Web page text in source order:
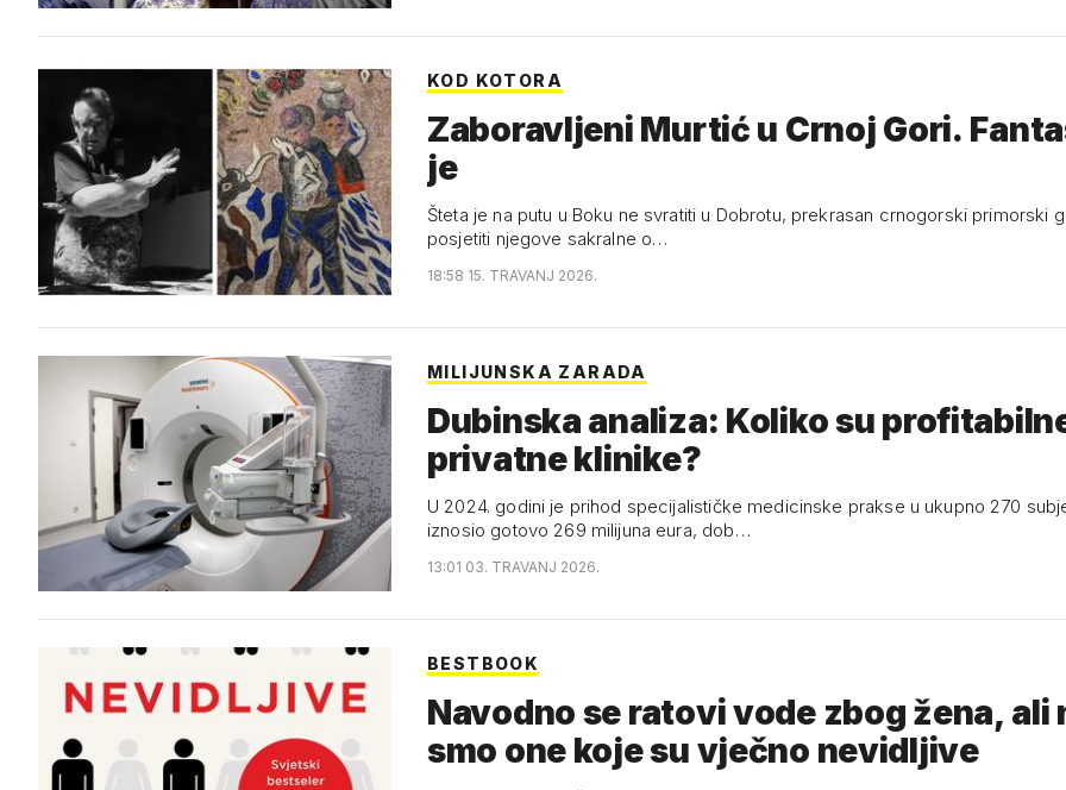
KOD KOTORA
Zaboravljeni Murtić u Crnoj Gori.
je
Šteta je na putu u Boku ne svratiti u Dobrotu, prekrasan crnogorski primorski
posjetiti njegove sakralne o…
18:58 15. TRAVANJ 2026.
MILIJUNSKA ZARADA
Dubinska analiza: Koliko su
privatne klinike?
U 2024. godini je prihod specijalističke medicinske prakse u ukupno 270
iznosio gotovo 269 milijuna eura, dob…
13:01 03. TRAVANJ 2026.
BESTBOOK
Navodno se ratovi vode zbog žena, ali
smo one koje su vječno nevidljive